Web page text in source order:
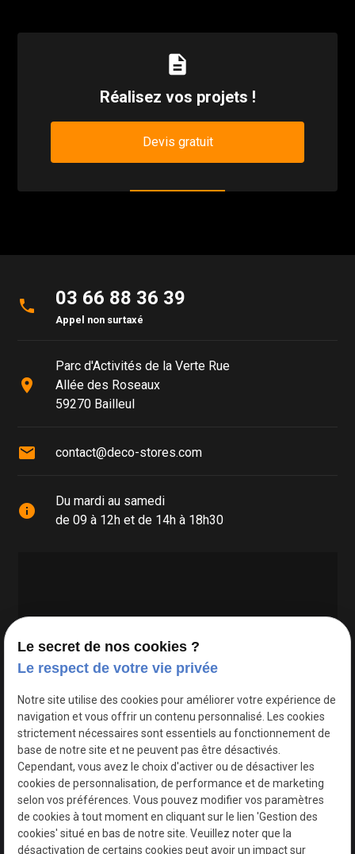
description
Réalisez vos projets !
Devis gratuit
phone 03 66 88 36 39
Appel non surtaxé
place
Parc d'Activités de la Verte Rue
Allée des Roseaux
59270 Bailleul
mail contact@deco-stores.com
info
Du mardi au samedi
de 09 à 12h et de 14h à 18h30
Google Maps Search API est désactivé.
Le secret de nos cookies ?
Le respect de votre vie privée
Notre site utilise des cookies pour améliorer votre expérience de
navigation et vous offrir un contenu personnalisé. Les cookies
strictement nécessaires sont essentiels au fonctionnement de
base de notre site et ne peuvent pas être désactivés.
Cependant, vous avez le choix d'activer ou de désactiver les
cookies de personnalisation, de performance et de marketing
selon vos préférences. Vous pouvez modifier vos paramètres
de cookies à tout moment en cliquant sur le lien 'Gestion des
cookies' situé en bas de notre site. Veuillez noter que la
désactivation de certains cookies peut avoir un impact sur